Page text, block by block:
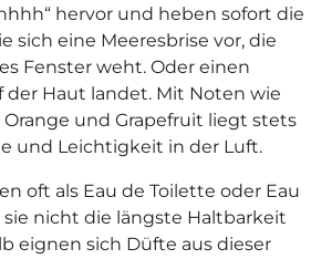
hervor und heben sofort die
sich eine Meeresbrise vor, die
Fenster weht. Oder einen
der Haut landet. Mit Noten wie
und Grapefruit liegt stets
und Leichtigkeit in der Luft.
oft als Eau de Toilette oder Eau
sie nicht die längste Haltbarkeit
eignen sich Düfte aus dieser